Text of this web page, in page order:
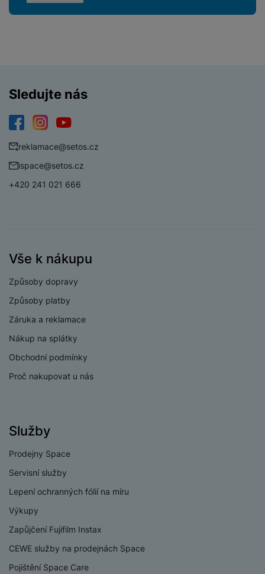
Sledujte nás
reklamace@setos.cz
ispace@setos.cz
+420 241 021 666
Vše k nákupu
Způsoby dopravy
Způsoby platby
Záruka a reklamace
Nákup na splátky
Obchodní podmínky
Proč nakupovat u nás
Služby
Prodejny Space
Servisní služby
Lepení ochranných fólií na míru
Výkupy
Zapůjčení Fujifilm Instax
CEWE služby na prodejnách Space
Pojištění Space Care